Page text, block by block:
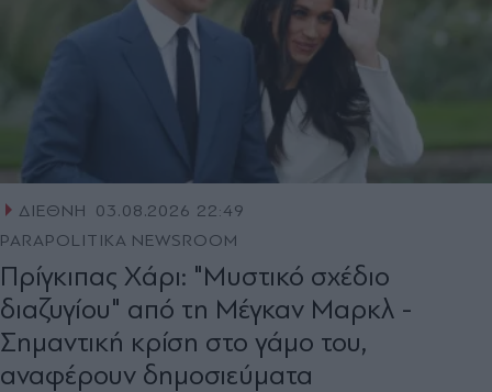
ΔΙΕΘΝΗ
03.08.2026 22:49
PARAPOLITIKA NEWSROOM
Πρίγκιπας Χάρι: "Μυστικό σχέδιο
διαζυγίου" από τη Μέγκαν Μαρκλ -
Σημαντική κρίση στο γάμο του,
αναφέρουν δημοσιεύματα